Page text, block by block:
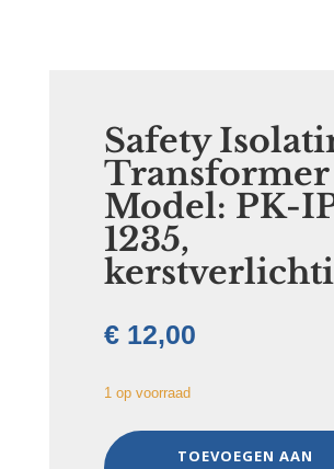
Safety
Transformer
Model: PK-
1235,
€12,00
1 op voorraad
Safety
Isolating
TOEVOEGEN AAN